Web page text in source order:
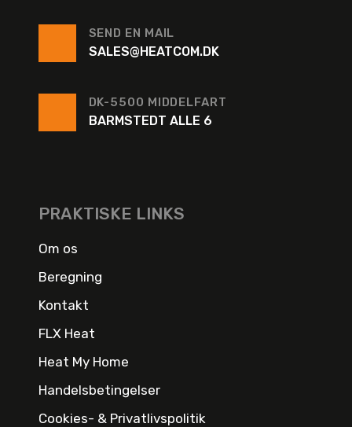
SEND EN MAIL
SALES@HEATCOM.DK
DK-5500 MIDDELFART
BARMSTEDT ALLE 6
PRAKTISKE LINKS
Om os
Beregning
Kontakt
FLX Heat
Heat My Home
Handelsbetingelser
Cookies- & Privatlivspolitik